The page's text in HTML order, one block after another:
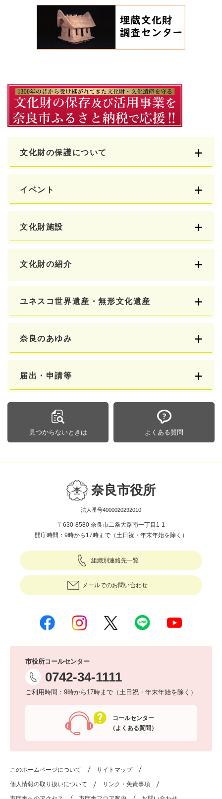
文化財の保護について
イベント
文化財施設
文化財の紹介
ユネスコ世界遺産・無形文化遺産
奈良のあゆみ
届出・申請等
見つからないときは よくある質問
奈良市役所
法人番号4000020292010
〒630-8580 奈良市二条大路南一丁目1-1
開庁時間：9時から17時まで（土日祝・年末年始を除く）
組織別連絡先一覧
メールでのお問い合わせ
市役所コールセンター
0742-34-1111
ご利用時間：9時から17時まで（土日祝・年末年始を除く）
コールセンター
（よくある質問）
このホームページについて サイトマップ
個人情報の取り扱いについて リンク・免責事項